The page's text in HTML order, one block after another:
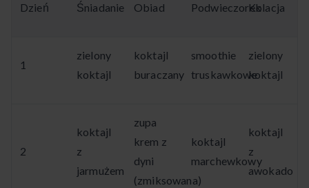
Dzień Śniadanie Obiad PodwieczorekKolacja
1
zielony
koktajl
koktajl
buraczany
smoothie
truskawkowe
zielony
koktajl
2
koktajl
z
jarmużem
zupa
krem z
dyni
(zmiksowana)
koktajl
marchewkowy
koktajl
z
awokado